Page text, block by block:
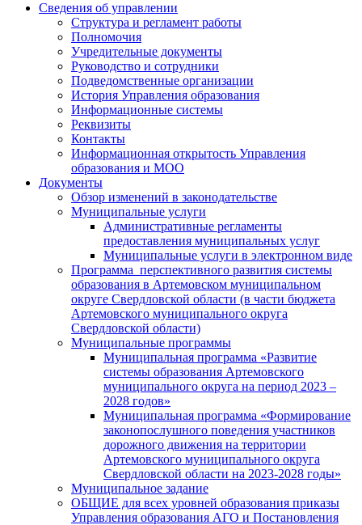
Сведения об управлении
Структура и регламент работы
Полномочия
Учредительные документы
Руководство и сотрудники
Подведомственные организации
История Управления образования
Информационные системы
Реквизиты
Контакты
Информационная открытость Управления
образования и МОО
Документы
Обзор изменений в законодательстве
Муниципальные услуги
Административные регламенты
предоставления муниципальных услуг
Муниципальные услуги в электронном виде
Программа перспективного развития системы
образования в Артемовском муниципальном
округе Свердловской области (в части бюджета
Артемовского муниципального округа
Свердловской области)
Муниципальные программы
Муниципальная программа «Развитие
системы образования Артемовского
муниципального округа на период 2023 –
2028 годов»
Муниципальная программа «Формирование
законопослушного поведения участников
дорожного движения на территории
Артемовского муниципального округа
Свердловской области на 2023-2028 годы»
Муниципальное задание
ОБЩИЕ для всех уровней образования приказы
Управления образования АГО и Постановления